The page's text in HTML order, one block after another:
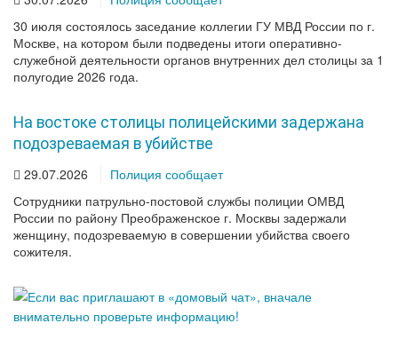
30 июля состоялось заседание коллегии ГУ МВД России по г.
Москве, на котором были подведены итоги оперативно-
служебной деятельности органов внутренних дел столицы за 1
полугодие 2026 года.
На востоке столицы полицейскими задержана
подозреваемая в убийстве
29.07.2026
Полиция сообщает
Сотрудники патрульно-постовой службы полиции ОМВД
России по району Преображенское г. Москвы задержали
женщину, подозреваемую в совершении убийства своего
сожителя.